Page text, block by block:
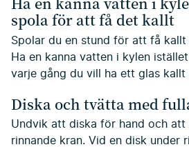
spola för att få det kallt
Spolar du en stund för att få
Ha en kanna vatten i kylen
varje gång du vill ha ett glas kallt
Diska och tvätta med
Undvik att diska för hand och att
rinnande kran. Vid en disk under